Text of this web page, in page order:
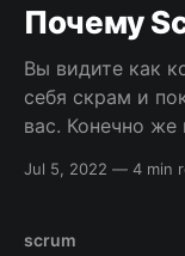
правило
market)
Почему
Вы видите как
себя скрам и
вас. Конечно
неправильном
перечнем
Jul 5, 2022 — 4 min
scrum